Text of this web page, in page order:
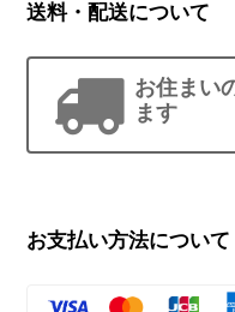
送料・配送について
お住まい
ます
お支払い方法について